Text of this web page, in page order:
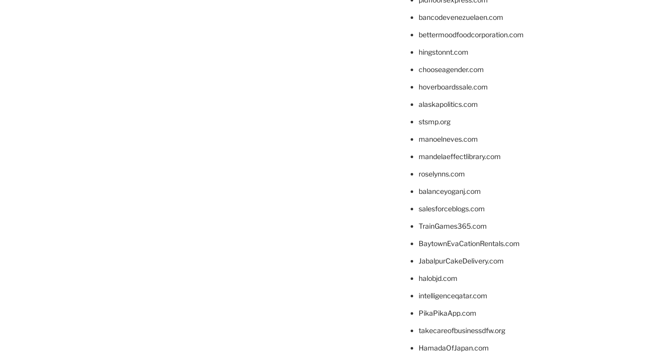
bancodevenezuelaen.com
bettermoodfoodcorporation.com
hingstonnt.com
chooseagender.com
hoverboardssale.com
alaskapolitics.com
stsmp.org
manoelneves.com
mandelaeffectlibrary.com
roselynns.com
balanceyoganj.com
salesforceblogs.com
TrainGames365.com
BaytownEvaCationRentals.com
JabalpurCakeDelivery.com
halobjd.com
intelligenceqatar.com
PikaPikaApp.com
takecareofbusinessdfw.org
HamadaOfJapan.com